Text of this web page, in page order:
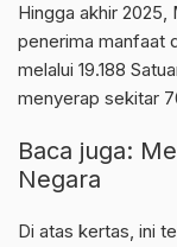
Hingga akhir 2025,
penerima manfaat
melalui 19.188
menyerap sekitar
Baca juga:
Negara
Di atas kertas, ini